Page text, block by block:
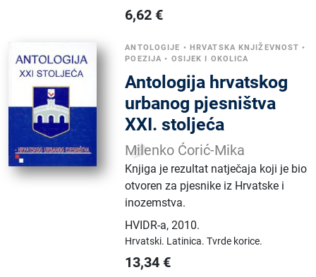
6,62 €
ANTOLOGIJE • HRVATSKA KNJIŽEVNOST •
POEZIJA • OSIJEK I OKOLICA
Antologija hrvatskog
urbanog pjesništva
XXI. stoljeća
Milenko Ćorić-Mika
Knjiga je rezultat natječaja koji je bio
otvoren za pjesnike iz Hrvatske i
inozemstva.
HVIDR-a,2010.
Hrvatski. Latinica.Tvrde korice.
13,34 €